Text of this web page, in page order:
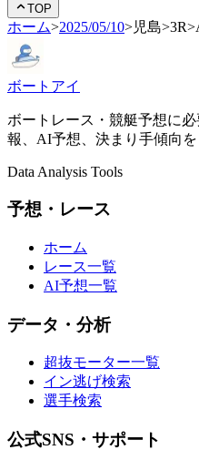
TOP
ホーム>2025/05/10>児島>3R>
ボートアイ
ボートレース・競艇予想に
報、AI予想、決まり手傾向を
Data Analysis Tools
予想・レース
ホーム
レース一覧
AI予想一覧
データ・分析
超抜モーター一覧
イン逃げ検索
選手検索
公式SNS・サポート